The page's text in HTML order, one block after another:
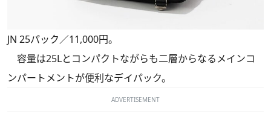
JN 25パック／11,000円。
容量は25Lとコンパクトながらも二層からなるメインコ
ンパートメントが便利なデイパック。
ADVERTISEMENT